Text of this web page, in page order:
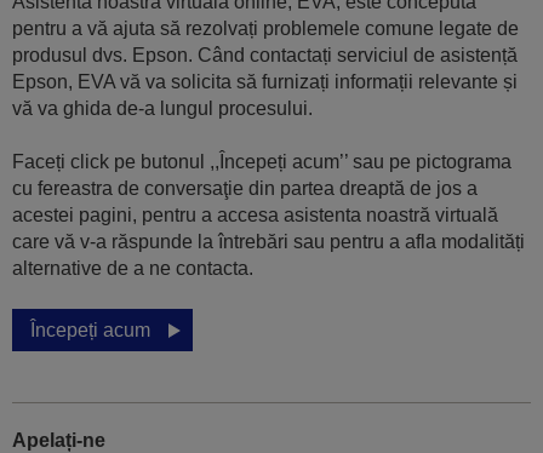
pentru a vă ajuta să rezolvați problemele comune legate de
produsul dvs. Epson. Când contactați serviciul de asistență
Epson, EVA vă va solicita să furnizați informații relevante și
vă va ghida de-a lungul procesului.
Faceți click pe butonul ,,Începeți acum’’ sau pe pictograma
cu fereastra de conversaţie din partea dreaptă de jos a
acestei pagini, pentru a accesa asistenta noastră virtuală
care vă v-a răspunde la întrebări sau pentru a afla modalități
alternative de a ne contacta.
Începeți acum
Apelați-ne